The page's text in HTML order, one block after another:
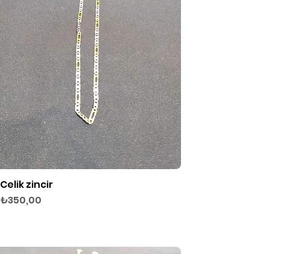
Celik zincir
Fiyat
₺350,00